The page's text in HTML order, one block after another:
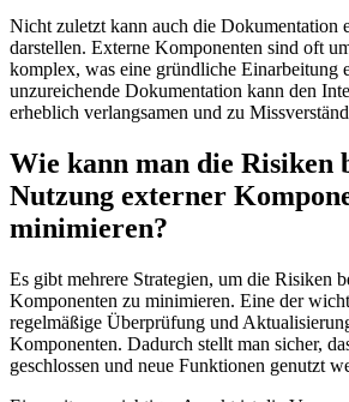
Nicht zuletzt kann auch die Dokumentation
darstellen. Externe Komponenten sind oft
komplex, was eine gründliche Einarbeitung
unzureichende Dokumentation kann den
erheblich verlangsamen und zu
Wie kann man die Risiken
Nutzung externer
minimieren?
Es gibt mehrere Strategien, um die Risiken
Komponenten zu minimieren. Eine der
regelmäßige Überprüfung und
Komponenten. Dadurch stellt man sicher,
geschlossen und neue Funktionen genutzt